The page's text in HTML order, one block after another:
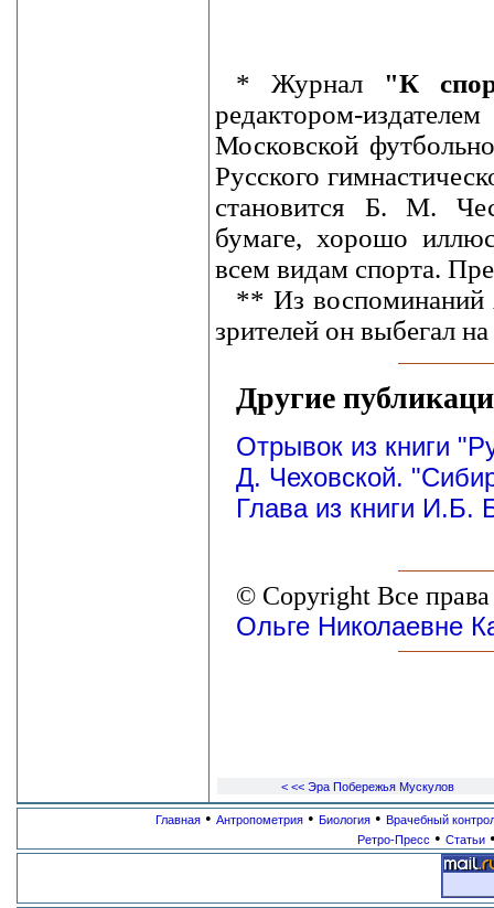
* Журнал "К
редактором-
Московской
Русского
становится Б. М.
бумаге, хорошо
всем видам спорта.
** Из воспоминаний
зрителей он выбегал
Другие
Отрывок из книги
Д. Чеховской.
Глава из книги И.Б.
© Copyright Все
Ольге Николаевне
< << Эра Побережья Мускулов
Главная • Антропометрия • Биология • Врачебный
Ретро-Пресс • Статьи